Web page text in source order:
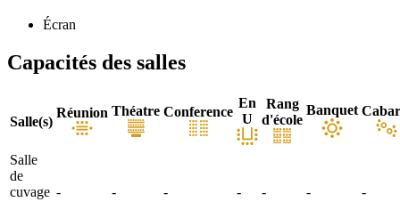
Écran
Capacités des salles
Salle(s)
Réunion Théatre Conference
En
U
Rang
d'école
Banquet
Salle
de
cuvage - - - - - - -